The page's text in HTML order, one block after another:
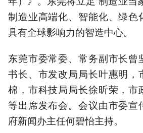
制造业高端化、智能化、绿色
具有全球影响力的智造中心。
东莞市委常委、常务副市长曾
书长、市发改局局长叶惠明，
棉，市科技局局长徐昕荣，市
等出席发布会。会议由市委宣
府新闻办主任何碧怡主持。